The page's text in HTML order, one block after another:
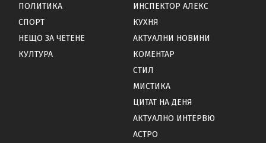
ПОЛИТИКА
СПОРТ
НЕЩО ЗА ЧЕТЕНЕ
КУЛТУРА
ИНСПЕКТОР АЛЕКС
КУХНЯ
АКТУАЛНИ НОВИНИ
КОМЕНТАР
СТИЛ
МИСТИКА
ЦИТАТ НА ДЕНЯ
АКТУАЛНО ИНТЕРВЮ
АСТРО